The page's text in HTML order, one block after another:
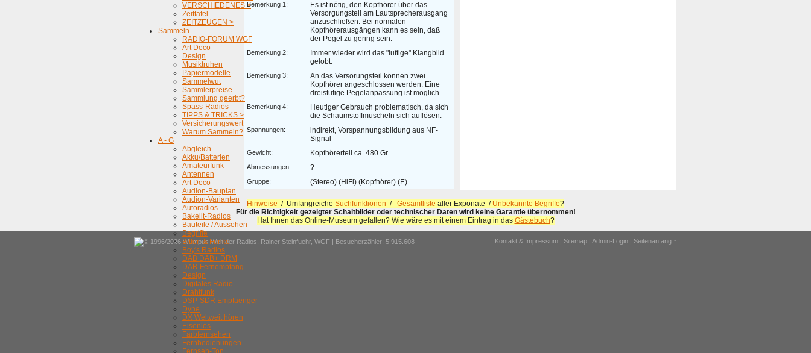
VERSCHIEDENES >
Zeittafel
ZEITZEUGEN >
Sammeln
RADIO-FORUM WGF
Art Deco
Design
Musiktruhen
Papiermodelle
Sammelwut
Sammlerpreise
Sammlung geerbt?
Spass-Radios
TIPPS & TRICKS >
Versicherungswert
Warum Sammeln?
A - G
Abgleich
Akku/Batterien
Amateurfunk
Antennen
Art Deco
Audion-Bauplan
Audion-Varianten
Autoradios
Bakelit-Radios
Bauteile / Aussehen
Begriffe
Bittorf & Funke
Boy's Radios
DAB DAB+ DRM
DAB-Fernempfang
Design
Digitales Radio
Drahtfunk
DSP-SDR Empfaenger
Dyne
DX Weltweit hören
Eisenlos
Farbfernsehen
Fernbedienungen
Fernseh-Ton
Bemerkung 1:
Es ist nötig, den Kopfhörer über das
Versorgungsteil am Lautsprecherausgang
anzuschließen. Bei normalen
Kopfhörerausgängen kann es sein, daß
der Pegel zu gering sein.
Bemerkung 2:
Immer wieder wird das "luftige" Klangbild
gelobt.
Bemerkung 3:
An das Versorungsteil können zwei
Kopfhörer angeschlossen werden. Eine
dreistufige Pegelanpassung ist möglich.
Bemerkung 4:
Heutiger Gebrauch problematisch, da sich
die Schaumstoffmuscheln sich auflösen.
Spannungen:
indirekt, Vorspannungsbildung aus NF-
Signal
Gewicht: Kopfhörerteil ca. 480 Gr.
Abmessungen: ?
Gruppe: (Stereo) (HiFi) (Kopfhörer) (E)
Hinweise / Umfangreiche Suchfunktionen / Gesamtliste aller Exponate / Unbekannte Begriffe?
Für die Richtigkeit gezeigter Schaltbilder oder technischer Daten wird keine Garantie übernommen!
Hat Ihnen das Online-Museum gefallen? Wie wäre es mit einem Eintrag in das Gästebuch?
© 1996/2026 Wumpus Welt der Radios. Rainer Steinfuehr, WGF | Besucherzähler: 5.915.608 Kontakt & Impressum | Sitemap | Admin-Login | Seitenanfang ↑